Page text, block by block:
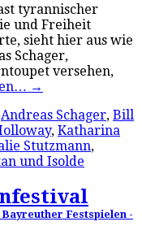
tyrannischer
und Freiheit
sieht hier aus wie
Schager,
versehen,
→
Andreas Schager, Bill
, Katharina
Stutzmann,
und Isolde
Festspielen -